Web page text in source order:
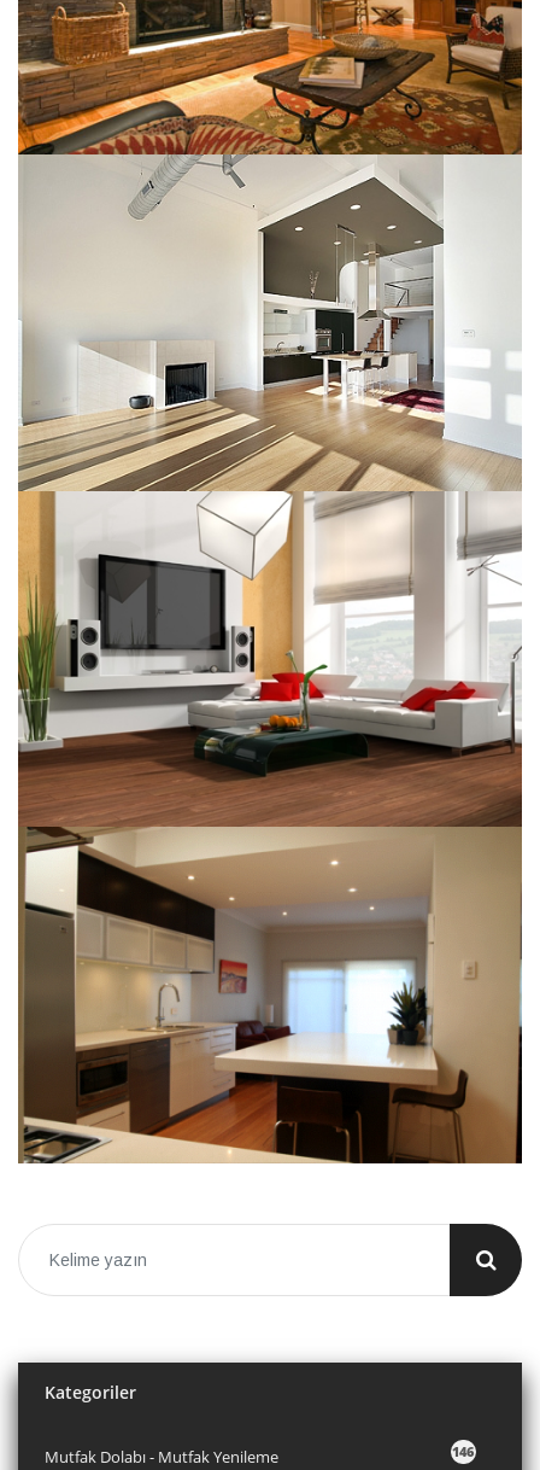
Kategoriler
146
Mutfak Dolabı - Mutfak Yenileme